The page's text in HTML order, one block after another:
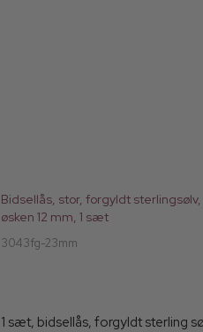
Bidsellås, stor, forgyldt
øsken 12 mm, 1 sæt
3043fg-23mm
1 sæt, bidsellås, forgyldt sterling